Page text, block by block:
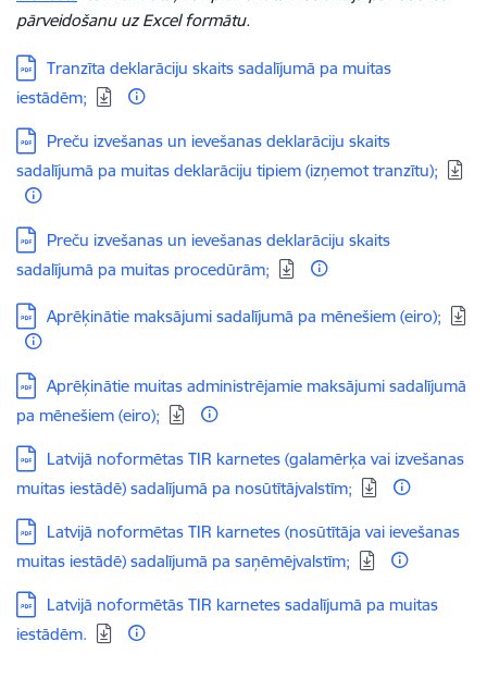
pārveidošanu uz Excel formātu.
Lejupielādēt:
Tranzīta deklarāciju skaits sadalījumā pa muitas
iestādēm;
Lejupielādēt:
Preču izvešanas un ievešanas deklarāciju skaits
sadalījumā pa muitas deklarāciju tipiem (izņemot tranzītu);
Lejupielādēt:
Preču izvešanas un ievešanas deklarāciju skaits
sadalījumā pa muitas procedūrām;
Lejupielādēt:
Aprēķinātie maksājumi sadalījumā pa mēnešiem (eiro);
Lejupielādēt:
Aprēķinātie muitas administrējamie maksājumi sadalījumā
pa mēnešiem (eiro);
Lejupielādēt:
Latvijā noformētas TIR karnetes (galamērķa vai izvešanas
muitas iestādē) sadalījumā pa nosūtītājvalstīm;
Lejupielādēt:
Latvijā noformētas TIR karnetes (nosūtītāja vai ievešanas
muitas iestādē) sadalījumā pa saņēmējvalstīm;
Lejupielādēt:
Latvijā noformētās TIR karnetes sadalījumā pa muitas
iestādēm.